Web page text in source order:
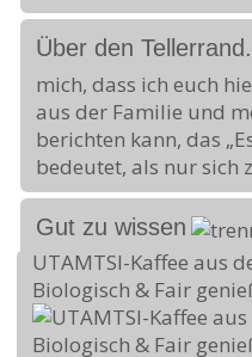
Über den
mich, dass ich euch
aus der Familie und
berichten kann, das
bedeutet, als nur sich
Gut zu wissen
UTAMTSI-Kaffee aus
Biologisch & Fair